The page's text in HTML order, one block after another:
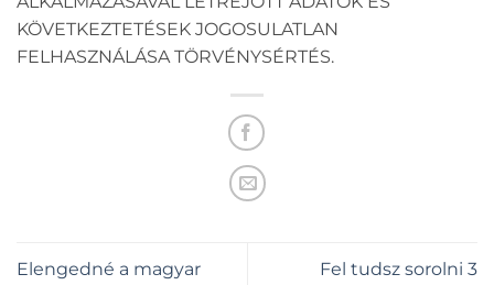
KÖVETKEZTETÉSEK JOGOSULATLAN
FELHASZNÁLÁSA TÖRVÉNYSÉRTÉS.
Elengedné a magyar
Fel tudsz sorolni 3